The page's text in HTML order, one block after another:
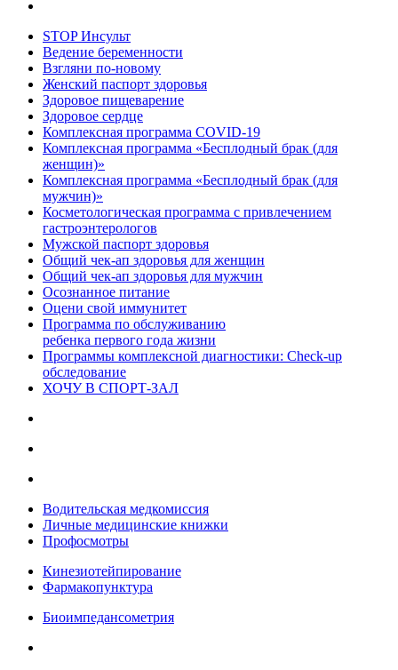
STOP Инсульт
Ведение беременности
Взгляни по-новому
Женский паспорт здоровья
Здоровое пищеварение
Здоровое сердце
Комплексная программа COVID-19
Комплексная программа «Бесплодный брак (для
женщин)»
Комплексная программа «Бесплодный брак (для
мужчин)»
Косметологическая программа с привлечением
гастроэнтерологов
Мужской паспорт здоровья
Общий чек-ап здоровья для женщин
Общий чек-ап здоровья для мужчин
Осознанное питание
Оцени свой иммунитет
Программа по обслуживанию
ребенка первого года жизни
Программы комплексной диагностики: Check-up
обследование
ХОЧУ В CПОРТ-ЗАЛ
Водительская медкомиссия
Личные медицинские книжки
Профосмотры
Кинезиотейпирование
Фармакопунктура
Биоимпедансометрия